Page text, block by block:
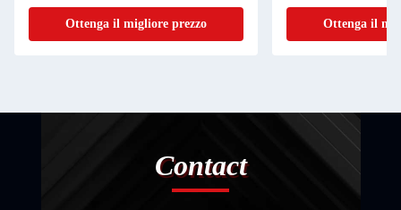
Ottenga il migliore prezzo Ottenga il
Contact